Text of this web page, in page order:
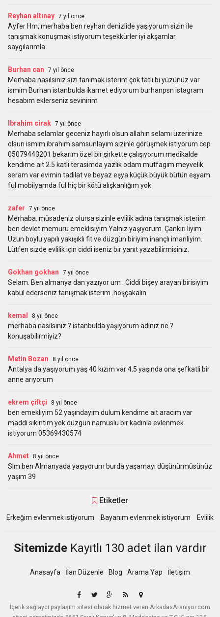
Reyhan altınay 7 yıl önce
Ayfer Hm, merhaba ben reyhan denizlide yaşıyorum sizin ile
tanışmak konuşmak istiyorum teşekkürler iyi akşamlar
saygılarımla.
Burhan can 7 yıl önce
Merhaba nasılsınız sizi tanımak isterim çok tatlı bi yüzünüz var
ismim Burhan istanbulda ikamet ediyorum burhanpsn istagram
hesabım eklerseniz sevinirim
Ibrahim cirak 7 yıl önce
Merhaba selamlar geceniz hayırlı olsun allahın selamı üzerinize
olsun ismim ibrahim samsunlayım sizinle görüşmek istiyorum cep
05079443201 bekarım özel bir şirkette çalışıyorum medikalde
kendime ait 2.5 katli terasimda yazlik odam mutfagim meyvelik
seram var evimin tadilat ve beyaz eşya küçük büyük bütün eşyam
ful mobilyamda ful hiç bir kötü alışkanlığım yok
zafer 7 yıl önce
Merhaba. müsadeniz olursa sizinle evlilik adına tanışmak isterim
ben devlet memuru emeklisiyim.Yalnız yaşıyorum. Çankırı liyim.
Uzun boylu yapılı yakışıklı fit ve düzgün biriyim.inançlı imanliyim.
Lütfen sizde evlilik için ciddi iseniz bir yanıt yazabilirmisiniz.
Gokhan gokhan 7 yıl önce
Selam. Ben almanya dan yazıyor um . Ciddi bişey arayan birisiyim
kabul ederseniz tanışmak isterim .hoşçakalın
kemal 8 yıl önce
merhaba nasılsınız ? istanbulda yaşıyorum adınız ne ?
konuşabilirmiyiz?
Metin Bozan 8 yıl önce
Antalya da yaşıyorum yaş 40 kızım var 4.5 yaşında ona şefkatli bir
anne arıyorum
ekrem çiftçi 8 yıl önce
ben emekliyim 52 yaşındayım dulum kendime ait aracım var
maddi sıkıntım yok düzgün namuslu bir kadınla evlenmek
istiyorum 05369430574
Ahmet 8 yıl önce
Slm ben Almanyada yaşıyorum burda yaşamayı düşünürmüsünüz
yaşım 39
Etiketler
Erkeğim evlenmek istiyorum Bayanım evlenmek istiyorum Evlilik
SitemizdeKayıtlı 130 adet ilan vardır
Anasayfa İlan Düzenle Blog Arama Yap İletişim
İçerik sağlaycı paylaşım sitesi olarak hizmet veren ArkadasAraniyor.com